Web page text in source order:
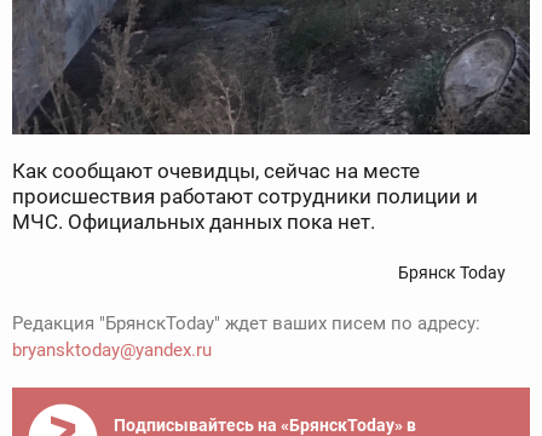
Как сообщают очевидцы, сейчас на месте
происшествия работают сотрудники полиции и
МЧС. Официальных данных пока нет.
Брянск Today
Редакция "БрянскToday" ждет ваших писем по адресу:
bryansktoday@yandex.ru
Подписывайтесь на «БрянскToday» в